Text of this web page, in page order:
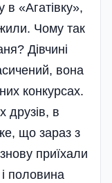
«Агатівку»,
Чому так
Дівчині
вона
конкурсах.
друзів, в
що зараз з
приїхали
половина